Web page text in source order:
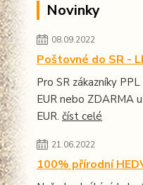
Novinky
08.09.2022
Poštovné do SR -
Pro SR zákazníky
EUR nebo ZDARMA
EUR. číst celé
21.06.2022
100% přírodní